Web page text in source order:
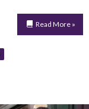
Read More »